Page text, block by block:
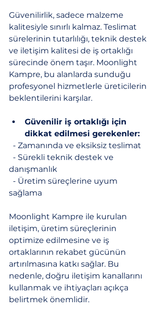
Güvenilirlik, sadece malzeme
kalitesiyle sınırlı kalmaz. Teslimat
sürelerinin tutarlılığı, teknik destek
ve iletişim kalitesi de iş ortaklığı
sürecinde önem taşır. Moonlight
Kampre, bu alanlarda sunduğu
profesyonel hizmetlerle üreticilerin
beklentilerini karşılar.
Güvenilir iş ortaklığı için
dikkat edilmesi gerekenler:
  - Zamanında ve eksiksiz teslimat
danışmanlık
sağlama
Moonlight Kampre ile kurulan
iletişim, üretim süreçlerinin
optimize edilmesine ve iş
ortaklarının rekabet gücünün
artırılmasına katkı sağlar. Bu
nedenle, doğru iletişim kanallarını
kullanmak ve ihtiyaçları açıkça
belirtmek önemlidir.